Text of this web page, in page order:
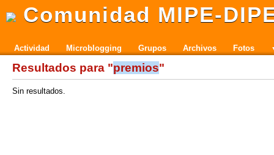
Comunidad MIPE-
Actividad Microblogging Grupos Archivos Fotos
Resultados para "premios"
Sin resultados.